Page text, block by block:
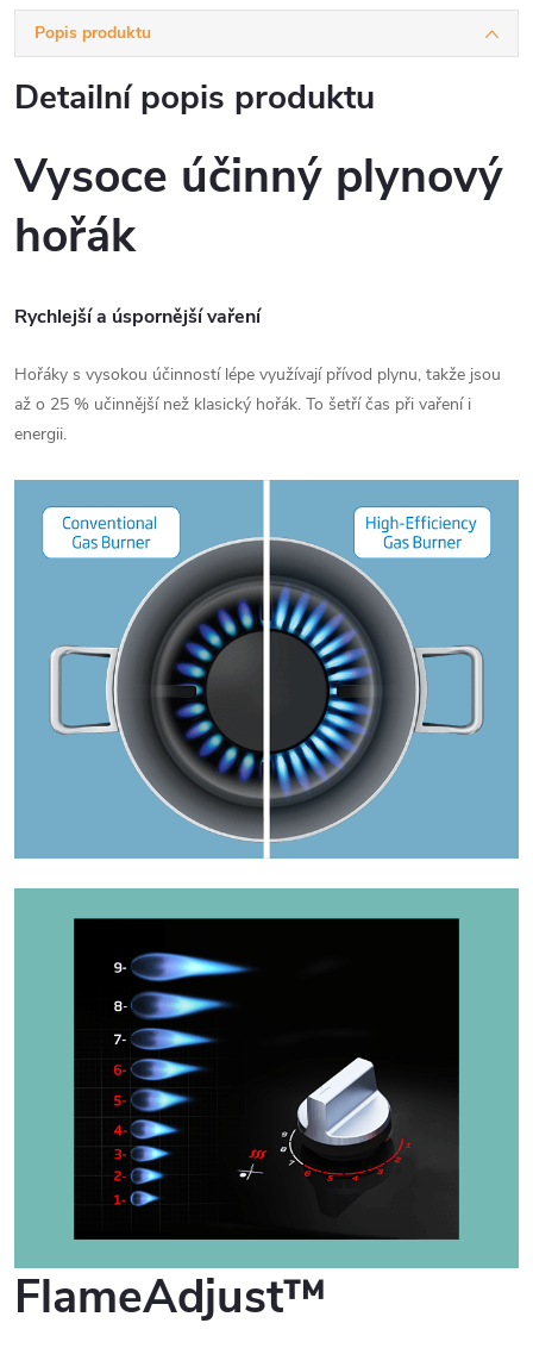
Popis produktu
Detailní popis produktu
Vysoce účinný plynový
hořák
Rychlejší a úspornější vaření
Hořáky s vysokou účinností lépe využívají přívod plynu, takže jsou
až o 25 % učinnější než klasický hořák. To šetří čas při vaření i
energii.
FlameAdjust™